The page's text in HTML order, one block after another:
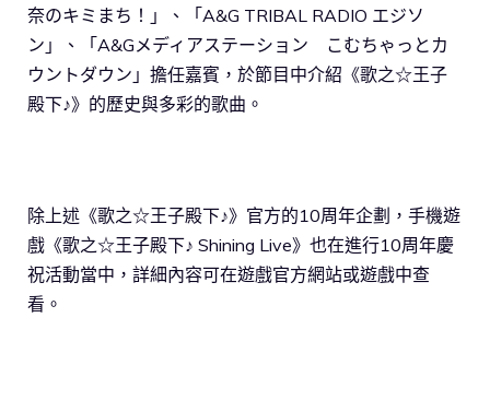
奈のキミまち！」、「A&G TRIBAL RADIO エジソ
ン」、「A&Gメディアステーション こむちゃっとカ
ウントダウン」擔任嘉賓，於節目中介紹《歌之☆王子
殿下♪》的歷史與多彩的歌曲。
除上述《歌之☆王子殿下♪》官方的10周年企劃，手機遊
戲《歌之☆王子殿下♪ Shining Live》也在進行10周年慶
祝活動當中，詳細內容可在遊戲官方網站或遊戲中查
看。